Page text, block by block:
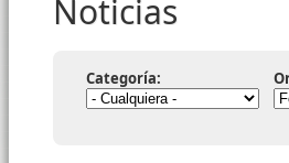
Noticias
Categoría: